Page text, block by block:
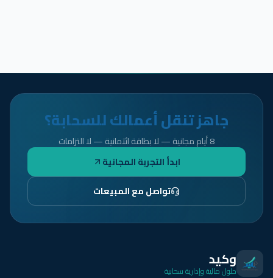
جاهز تنقل أعمالك للسحابة؟
8 أيام مجانية — لا بطاقة ائتمانية — لا التزامات
ابدأ التجربة المجانية
تواصل مع المبيعات
وكيد
حلول مالية وإدارية سحابية